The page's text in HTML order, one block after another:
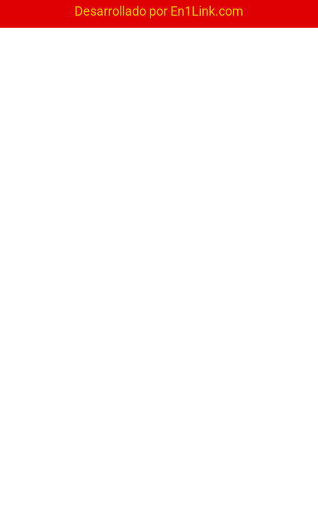
Desarrollado por En1Link.com